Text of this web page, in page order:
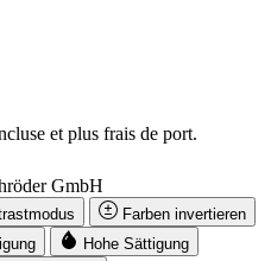
et plus frais de port.
GmbH
Farben invertieren
Hohe Sättigung